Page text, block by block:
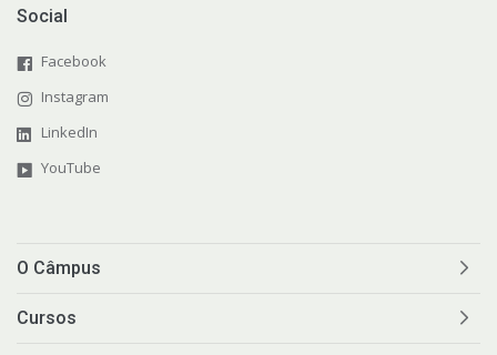
Social
Facebook
Instagram
LinkedIn
YouTube
O Câmpus
Cursos